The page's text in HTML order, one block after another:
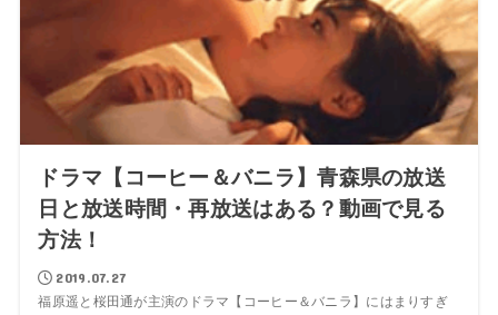
ドラマ【コーヒー＆バニラ】青森県の放送
日と放送時間・再放送はある？動画で見る
方法！
2019.07.27
福原遥と桜田通が主演のドラマ【コーヒー＆バニラ】にはまりすぎ